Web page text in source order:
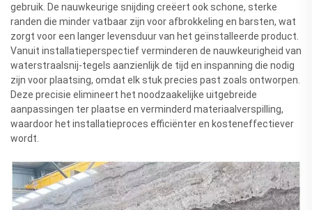
gebruik. De nauwkeurige snijding creëert ook schone, sterke
randen die minder vatbaar zijn voor afbrokkeling en barsten, wat
zorgt voor een langer levensduur van het geïnstalleerde product.
Vanuit installatieperspectief verminderen de nauwkeurigheid van
waterstraalsnij-tegels aanzienlijk de tijd en inspanning die nodig
zijn voor plaatsing, omdat elk stuk precies past zoals ontworpen.
Deze precisie elimineert het noodzaakelijke uitgebreide
aanpassingen ter plaatse en verminderd materiaalverspilling,
waardoor het installatieproces efficiënter en kosteneffectiever
wordt.